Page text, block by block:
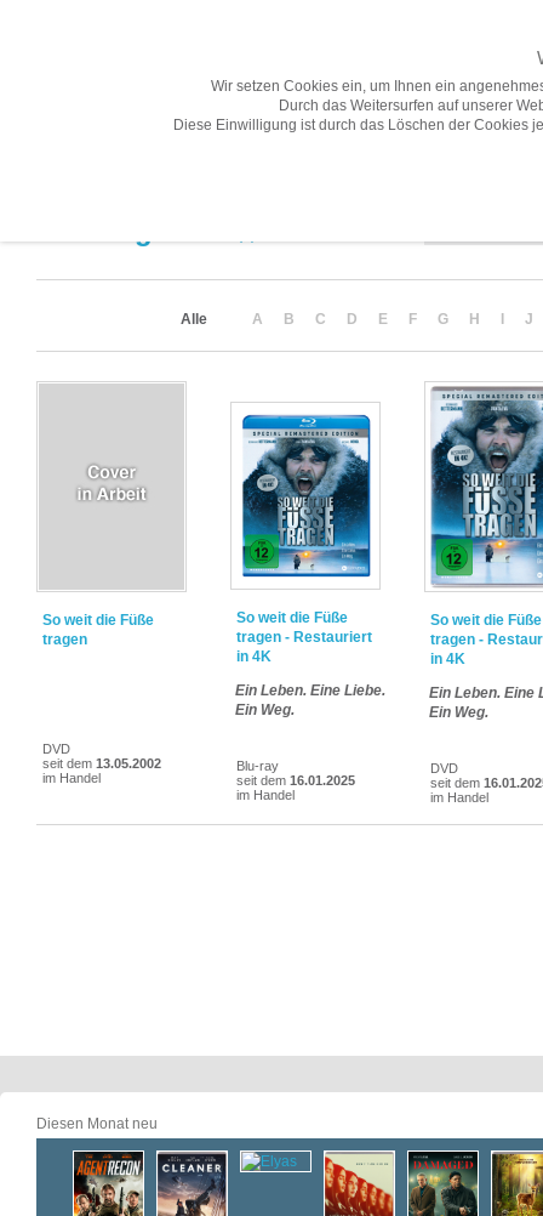
Alle A B C D E F G H J
So weit die Füße
tragen
DVD
seit dem 13.05.2002
im Handel
So weit die Füße
tragen - Restauriert
in 4K
Ein Leben. Eine Liebe.
Ein Weg.
Blu-ray
seit dem 16.01.2025
im Handel
So weit die Füße
tragen -
in 4K
Ein Leben. Eine
Ein Weg.
DVD
seit dem
im Handel
Diesen Monat neu
Wir setzen Cookies ein, um Ihnen ein
Durch das Weitersurfen auf unserer
Diese Einwilligung ist durch das Löschen der Cookies